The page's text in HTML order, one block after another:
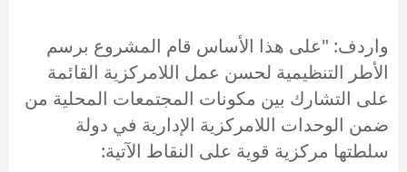
واردف: "على هذا الأساس قام المشروع برسم
الأطر التنظيمية لحسن عمل اللامركزية القائمة
على التشارك بين مكونات المجتمعات المحلية من
ضمن الوحدات اللامركزية الإدارية في دولة
سلطتها مركزية قوية على النقاط الآتية: